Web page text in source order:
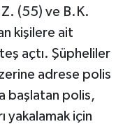
(55) ve B.K.
kişilere ait
açtı. Şüpheliler
adrese polis
başlatan polis,
yakalamak için